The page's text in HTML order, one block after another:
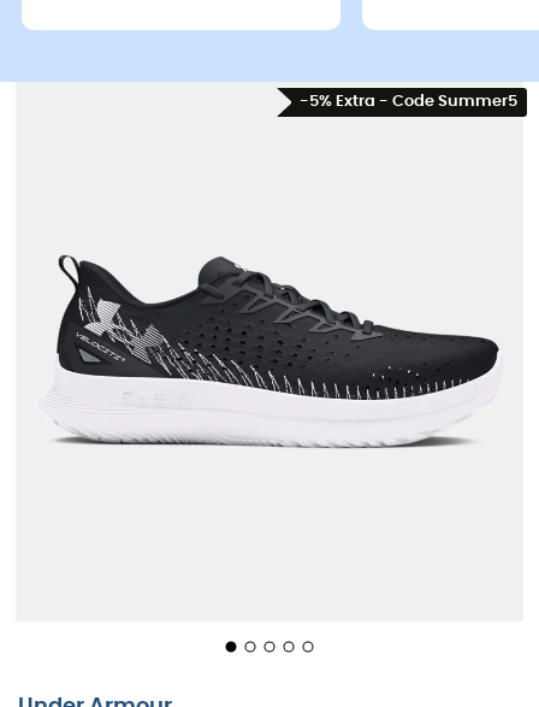
-5% Extra - Code Summer5
Op de startlijn van een kronkelig pad voel je de kracht
van de UA Flow-technologie onder je voeten. Deze
innovatie van Under Armour elimineert rubber om een
lichtere en snellere hardloopschoen te bieden. De
unieke demping van deVelociti 4 geeft je het gevoel
dat je geaard bent terwijl je erboven zweeft, met een
grip die letterlijk aan elke stap kleeft. Een ongeëvenaard
duurzaamheid biedt. Zo kun je kilometers maken zonder